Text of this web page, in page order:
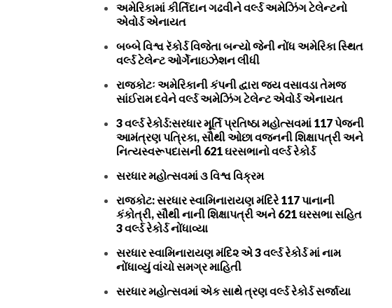
અમેરિકામાં કીર્તિદાન ગઢવીને વર્લ્ડ અમેઝિંગ ટેલેન્ટનો
એવોર્ડ એનાયત
બબ્બે વિશ્વ રૅકોર્ડ વિજેતા બન્યો જેની નોંધ અમેરિકા સ્થિત
વર્લ્ડ ટેલેન્ટ ઓર્ગેનાઇઝેશન લીધી
રાજકોટઃ અમેરિકાની કંપની દ્વારા જય વસાવડા તેમજ
સાંઈરામ દવેને વર્લ્ડ અમેઝિંગ ટેલેન્ટ એવોર્ડ એનાયત
3 વર્લ્ડ રેકોર્ડ:સરધાર મૂર્તિ પ્રતિષ્ઠા મહોત્સવમાં 117 પેજની
આમંત્રણ પત્રિકા, સૌથી ઓછા વજનની શિક્ષાપત્રી અને
નિત્યસ્વરૂપદાસની 621 ઘરસભાનો વર્લ્ડ રેકોર્ડ
સરધાર મહોત્સવમાં ૩ વિશ્વ વિક્રમ
રાજકોટ: સરધાર સ્વામિનારાયણ મંદિરે 117 પાનાની
કંકોત્રી, સૌથી નાની શિક્ષાપત્રી અને 621 ઘરસભા સહિત
3 વર્લ્ડ રેકોર્ડ નોંધાવ્યા
સરધાર સ્વામિનારાયણ મંદિ૨ એ 3 વર્લ્ડ રેકોર્ડ માં નામ
નોંધાવ્યું વાંચો સમગ્ર માહિતી
સરધાર મહોત્સવમાં એક સાથે ત્રણ વર્લ્ડ રેકોર્ડ સર્જાયા